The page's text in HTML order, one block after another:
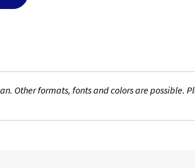
Other formats, fonts and colors are possible.